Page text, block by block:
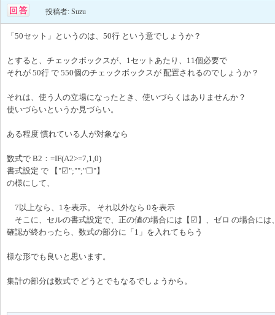
投稿者: Suzu
「50セット」というのは、50行 という意でしょうか？
とすると、チェックボックスが、1セットあたり、11個必要で
それが 50行 で 550個のチェックボックスが 配置されるのでしょうか？
それは、使う人の立場になったとき、使いづらくはありませんか？
使いづらいというか見づらい。
ある程度 慣れている人が対象なら
数式で B2：=IF(A2>=7,1,0)
書式設定 で 【"☑";"";"☐"】
の様にして、
7以上なら、1を表示。 それ以外なら 0を表示
そこに、セルの書式設定で、正の値の場合には【☑】、ゼロ の場合に
確認が終わったら、数式の部分に「1」を入れてもらう
様な形でも良いと思います。
集計の部分は数式で どうとでもなるでしょうから。